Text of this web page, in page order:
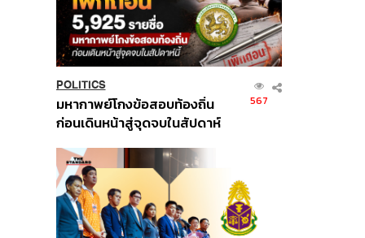
POLITICS
มหากาพย์โกงข้อสอบท้องถิ่น
ก่อนเดินหน้าสู่จุดจบในสัปดาห์
567